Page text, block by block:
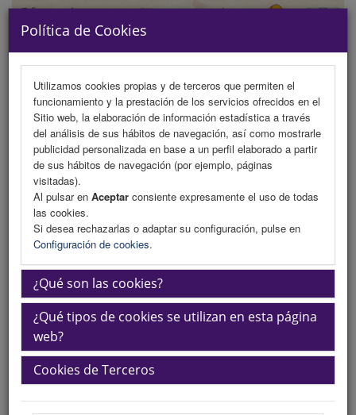
Política de Cookies
Utilizamos cookies propias y de terceros que permiten el
funcionamiento y la prestación de los servicios ofrecidos en el
Sitio web, la elaboración de información estadística a través
del análisis de sus hábitos de navegación, así como mostrarle
publicidad personalizada en base a un perfil elaborado a partir
de sus hábitos de navegación (por ejemplo, páginas
visitadas).
Al pulsar en Aceptar consiente expresamente el uso de todas
las cookies.
Si desea rechazarlas o adaptar su configuración, pulse en
Configuración de cookies.
¿Qué son las cookies?
¿Qué tipos de cookies se utilizan en esta página
web?
Cookies de Terceros
MENU
Comité Organizador
Comité Científico
Comité de Honor
Comité Organizador
Dr. D. Rafael Torrejón Cardoso
Hospital Universitario Puerta del Mar. Cádiz.
+ Leer biografía completa...